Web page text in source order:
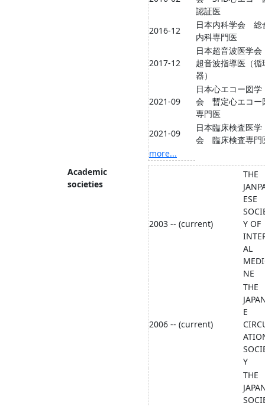
認証医
2016-12
日本内科学会 総
内科専門医
2017-12
日本超音波医学
超音波指導医（循
器）
2021-09
日本心エコー図学
会 暫定心エコー
専門医
2021-09
日本臨床検査医学
会 臨床検査専門
more...
Academic
societies
2003 -- (current)
THE
ESE
Y OF
AL
NE
2006 -- (current)
THE
E
Y
THE